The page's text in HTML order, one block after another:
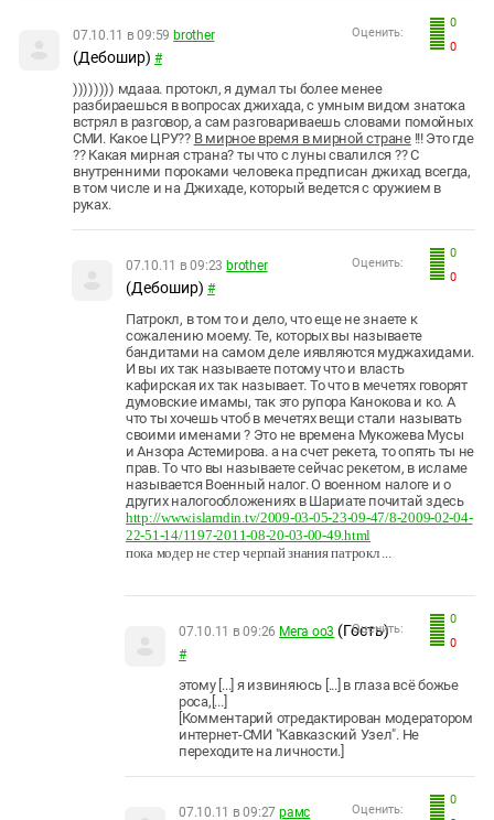
0
0
Оценить:
07.10.11 в 09:59 brother
(Дебошир) #
)))))))) мдааа. протокл, я думал ты более менее
разбираешься в вопросах джихада, с умным видом знатока
встрял в разговор, а сам разговариваешь словами помойных
СМИ. Какое ЦРУ?? В мирное время в мирной стране!!! Это где
?? Какая мирная страна? ты что с луны свалился ?? С
внутренними пороками человека предписан джихад всегда,
в том числе и на Джихаде, который ведется с оружием в
руках.
0
0
Оценить:
07.10.11 в 09:23 brother
(Дебошир) #
Патрокл, в том то и дело, что еще не знаете к
сожалению моему. Те, которых вы называете
бандитами на самом деле иявляются муджахидами.
И вы их так называете потому что и власть
кафирская их так называет. То что в мечетях говорят
думовские имамы, так это рупора Канокова и ко. А
что ты хочешь чтоб в мечетях вещи стали называть
своими именами ? Это не времена Мукожева Мусы
и Анзора Астемирова. а на счет рекета, то опять ты не
прав. То что вы называете сейчас рекетом, в исламе
называется Военный налог. О военном налоге и о
других налогообложениях в Шариате почитай здесь
http://www.islamdin.tv/2009-03-05-23-09-47/8-2009-02-04-
22-51-14/1197-2011-08-20-03-00-49.html
пока модер не стер черпай знания патрокл ...
0
0
Оценить:
07.10.11 в 09:26 Мега оо3 (Гость)
#
этому [...] я извиняюсь [...] в глаза всё божье
роса,[...]
[Комментарий отредактирован модератором
интернет-СМИ "Кавказский Узел". Не
переходите на личности.]
0
Оценить:
07.10.11 в 09:27 рамс